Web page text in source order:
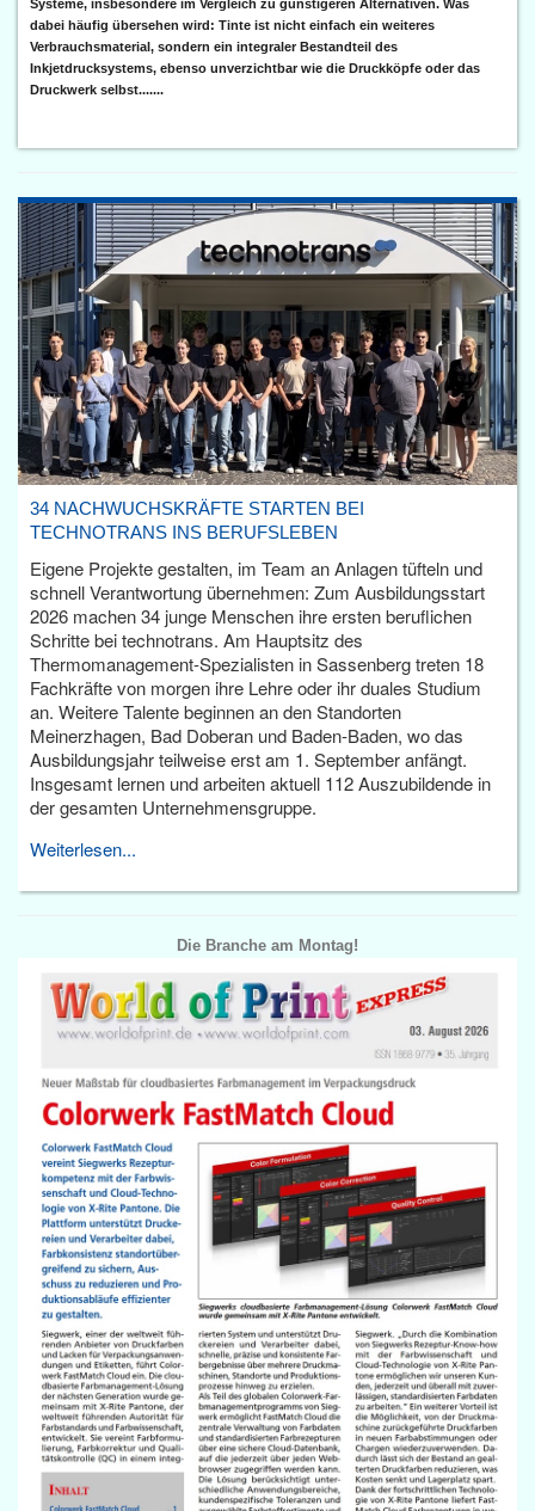
Systeme, insbesondere im Vergleich zu günstigeren Alternativen. Was
dabei häufig übersehen wird: Tinte ist nicht einfach ein weiteres
Verbrauchsmaterial, sondern ein integraler Bestandteil des
Inkjetdrucksystems, ebenso unverzichtbar wie die Druckköpfe oder das
Druckwerk selbst.......
34 NACHWUCHSKRÄFTE STARTEN BEI
TECHNOTRANS INS BERUFSLEBEN
Eigene Projekte gestalten, im Team an Anlagen tüfteln und
schnell Verantwortung übernehmen: Zum Ausbildungsstart
2026 machen 34 junge Menschen ihre ersten beruflichen
Schritte bei technotrans. Am Hauptsitz des
Thermomanagement-Spezialisten in Sassenberg treten 18
Fachkräfte von morgen ihre Lehre oder ihr duales Studium
an. Weitere Talente beginnen an den Standorten
Meinerzhagen, Bad Doberan und Baden-Baden, wo das
Ausbildungsjahr teilweise erst am 1. September anfängt.
Insgesamt lernen und arbeiten aktuell 112 Auszubildende in
der gesamten Unternehmensgruppe.
Weiterlesen...
Die Branche am Montag!